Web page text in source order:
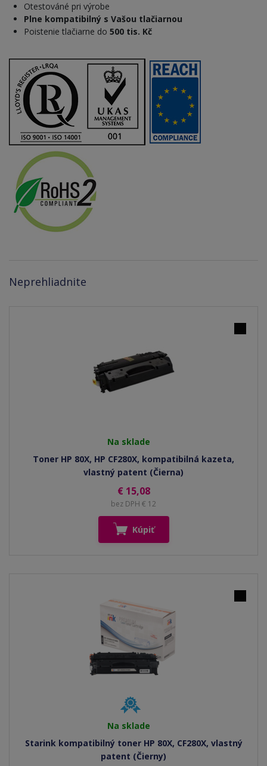
Otestováné pri výrobe
Plne kompatibilný s Vašou tlačiarnou
Poistenie tlačiarne do 500 tis. Kč
Neprehliadnite
Na sklade
Toner HP 80X, HP CF280X, kompatibilná kazeta,
vlastný patent (Čierna)
€ 15,08
bez DPH € 12
Kúpiť
Na sklade
Starink kompatibilný toner HP 80X, CF280X, vlastný
patent (Čierny)